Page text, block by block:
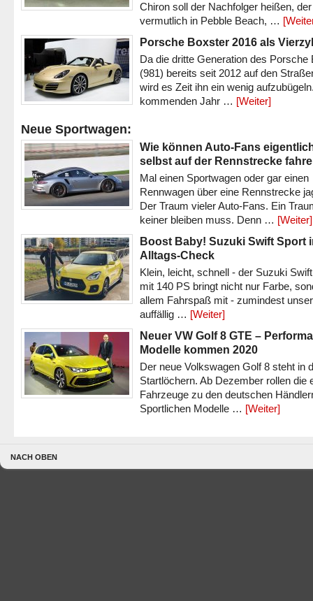
Chiron soll der Nachfolger heißen, der
vermutlich in Pebble Beach, …
Porsche Boxster 2016 als
Da die dritte Generation des Porsche
(981) bereits seit 2012 auf den
wird es Zeit ihn ein wenig
kommenden Jahr … [Weiter]
Neue Sportwagen:
Wie können Auto-Fans
selbst auf der Rennstrecke
Mal einen Sportwagen oder gar einen
Rennwagen über eine Rennstrecke
Der Traum vieler Auto-Fans. Ein
keiner bleiben muss. Denn … [Weiter]
Boost Baby! Suzuki Swift Sport
Alltags-Check
Klein, leicht, schnell - der Suzuki
mit 140 PS bringt nicht nur Farbe,
allem Fahrspaß mit - zumindest unser
auffällig … [Weiter]
Neuer VW Golf 8 GTE –
Modelle kommen 2020
Der neue Volkswagen Golf 8 steht in
Startlöchern. Ab Dezember rollen die
Fahrzeuge zu den deutschen
Sportlichen Modelle … [Weiter]
NACH OBEN